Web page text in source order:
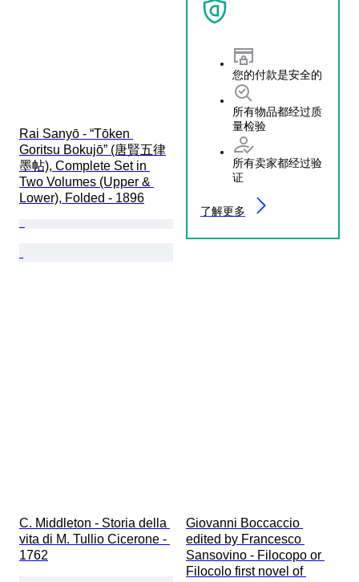
您的付款是安全的
所有物品都经过质
量检验
所有卖家都经过验
证
了解更多
Rai Sanyō - “Tōken
Goritsu Bokujō” (唐賢五律
墨帖), Complete Set in
Two Volumes (Upper &
Lower), Folded - 1896
C. Middleton - Storia della
vita di M. Tullio Cicerone -
1762
Giovanni Boccaccio
edited by Francesco
Sansovino - Filocopo or
Filocolo first novel of